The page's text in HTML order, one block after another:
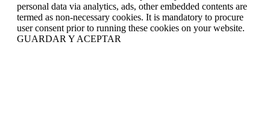
personal data via analytics, ads, other embedded contents are
termed as non-necessary cookies. It is mandatory to procure
user consent prior to running these cookies on your website.
GUARDAR Y ACEPTAR